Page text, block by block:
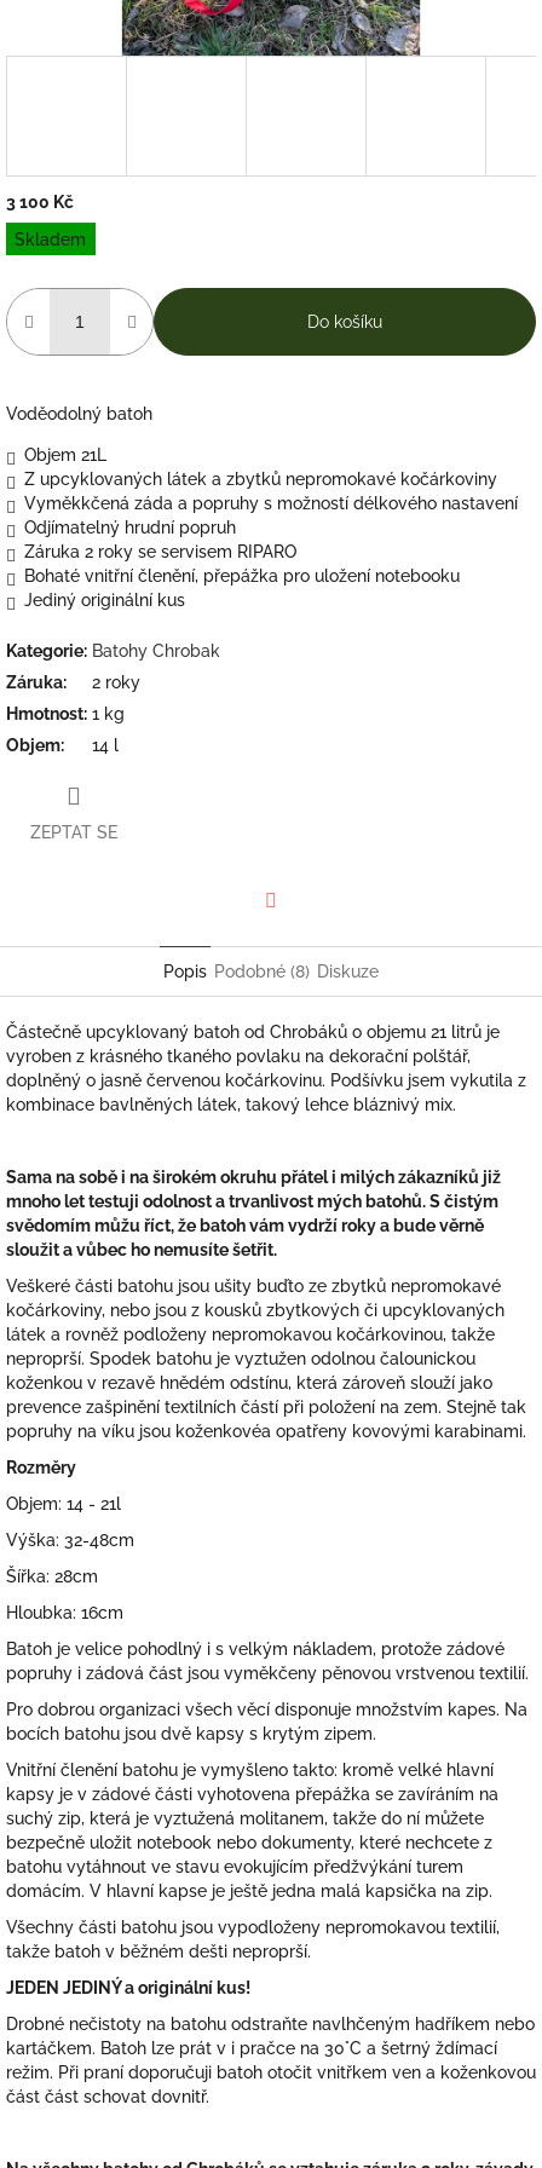
3 100 Kč
Měrná
cena:
Skladem
Do košíku
Voděodolný batoh
Objem 21L
Z upcyklovaných látek a zbytků nepromokavé kočárkoviny
Vyměkkčená záda a popruhy s možností délkového nastavení
Odjímatelný hrudní popruh
Záruka 2 roky se servisem RIPARO
Bohaté vnitřní členění, přepážka pro uložení notebooku
Jediný originální kus
Kategorie: Batohy Chrobak
Záruka:
2 roky
Hmotnost: 1 kg
Objem: 14 l
ZEPTAT SE
Popis Podobné (8) Diskuze
Částečně upcyklovaný batoh od Chrobáků o objemu 21 litrů je
vyroben z krásného tkaného povlaku na dekorační polštář,
doplněný o jasně červenou kočárkovinu. Podšívku jsem vykutila z
kombinace bavlněných látek, takový lehce bláznivý mix.
Sama na sobě i na širokém okruhu přátel i milých zákazníků již
mnoho let testuji odolnost a trvanlivost mých batohů. S čistým
svědomím můžu říct, že batoh vám vydrží roky a bude věrně
sloužit a vůbec ho nemusíte šetřit.
Veškeré části batohu jsou ušity buďto ze zbytků nepromokavé
kočárkoviny, nebo jsou z kousků zbytkových či upcyklovaných
látek a rovněž podloženy nepromokavou kočárkovinou, takže
neproprší. Spodek batohu je vyztužen odolnou čalounickou
koženkou v rezavě hnědém odstínu, která zároveň slouží jako
prevence zašpinění textilních částí při položení na zem. Stejně tak
popruhy na víku jsou koženkovéa opatřeny kovovými karabinami.
Rozměry
Objem: 14 - 21l
Výška: 32-48cm
Šířka: 28cm
Hloubka: 16cm
Batoh je velice pohodlný i s velkým nákladem, protože zádové
popruhy i zádová část jsou vyměkčeny pěnovou vrstvenou textilií.
Pro dobrou organizaci všech věcí disponuje množstvím kapes. Na
bocích batohu jsou dvě kapsy s krytým zipem.
Vnitřní členění batohu je vymyšleno takto: kromě velké hlavní
kapsy je v zádové části vyhotovena přepážka se zavíráním na
suchý zip, která je vyztužená molitanem, takže do ní můžete
bezpečně uložit notebook nebo dokumenty, které nechcete z
batohu vytáhnout ve stavu evokujícím předžvýkání turem
domácím. V hlavní kapse je ještě jedna malá kapsička na zip.
Všechny části batohu jsou vypodloženy nepromokavou textilií,
takže batoh v běžném dešti neproprší.
JEDEN JEDINÝ a originální kus!
Drobné nečistoty na batohu odstraňte navlhčeným hadříkem nebo
kartáčkem. Batoh lze prát v i pračce na 30°C a šetrný ždímací
režim. Při praní doporučuji batoh otočit vnitřkem ven a koženkovou
část část schovat dovnitř.